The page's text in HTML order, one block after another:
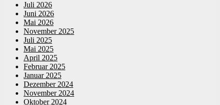
Juli 2026
Juni 2026
Mai 2026
November 2025
Juli 2025
Mai 2025
April 2025
Februar 2025
Januar 2025
Dezember 2024
November 2024
Oktober 2024